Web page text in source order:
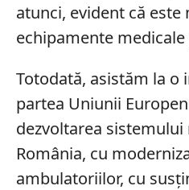
atunci, evident că este
echipamente
Totodată, asistăm la o
partea Uniunii
dezvoltarea sistemului
România, cu
ambulatoriilor, cu